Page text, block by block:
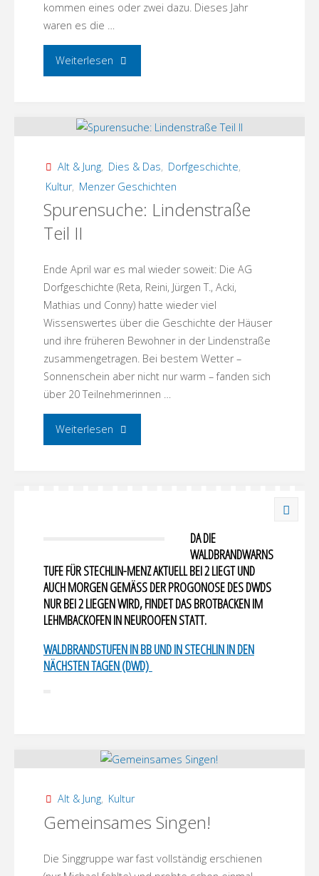
kommen eines oder zwei dazu. Dieses Jahr
waren es die …
Weiterlesen "Maibaumstellen!"
Alt & Jung, Dies & Das, Dorfgeschichte,
Kultur, Menzer Geschichten
Spurensuche: Lindenstraße
Teil II
Ende April war es mal wieder soweit: Die AG
Dorfgeschichte (Reta, Reini, Jürgen T., Acki,
Mathias und Conny) hatte wieder viel
Wissenswertes über die Geschichte der Häuser
und ihre früheren Bewohner in der Lindenstraße
zusammengetragen. Bei bestem Wetter –
Sonnenschein aber nicht nur warm – fanden sich
über 20 Teilnehmerinnen …
Weiterlesen "Spurensuche:
DA DIE
WALDBRANDWARNS
TUFE FÜR STECHLIN-MENZ AKTUELL BEI 2 LIEGT UND
AUCH MORGEN GEMÄSS DER PROGONOSE DES DWDS N
UR BEI 2 LIEGEN WIRD, FINDET DAS BROTBACKEN IM L
EHMBACKOFEN IN NEUROOFEN STATT.
WALDBRANDSTUFEN IN BB UND IN STECHLIN IN DEN
NÄCHSTEN TAGEN (DWD)
Alt & Jung, Kultur
Gemeinsames Singen!
Die Singgruppe war fast vollständig erschienen